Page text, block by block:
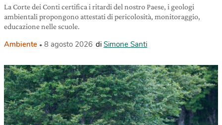
La Corte dei Conti certifica i ritardi del nostro Paese, i geologi
ambientali propongono attestati di pericolosità, monitoraggio,
educazione nelle scuole.
Ambiente 8 agosto 2026 di Simone Santi